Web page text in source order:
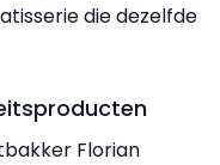
die dezelfde
Florian